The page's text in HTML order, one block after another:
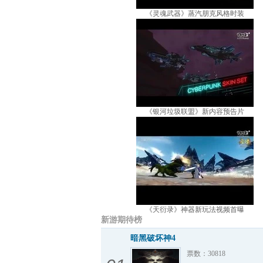
《灵魂武器》蒸汽朋克风格时装
《银河垃圾联盟》新内容预告片
《天衍录》神器新玩法视频首曝
新游期待榜
暗黑破坏神4
票数：30818